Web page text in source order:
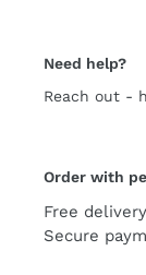
Need help?
Reach out -
Order with
Free
Secure